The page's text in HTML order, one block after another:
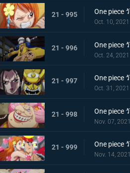
21 - 995
Oct. 10, 2021
21 - 996
Oct. 24, 2021
21 - 997
Oct. 31, 2021
21 - 998
Nov. 07, 2021
21 - 999
Nov. 14, 2021